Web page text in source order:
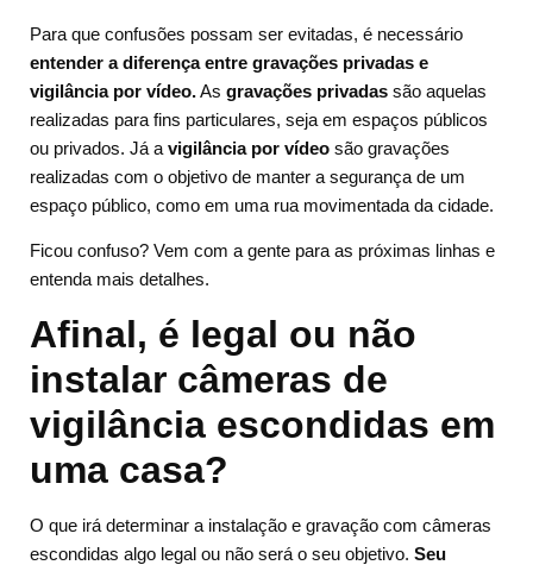
Para que confusões possam ser evitadas, é necessário
entender a diferença entre gravações privadas e
vigilância por vídeo.As gravações privadas são aquelas
realizadas para fins particulares, seja em espaços públicos
ou privados. Já a vigilância por vídeo são gravações
realizadas com o objetivo de manter a segurança de um
espaço público, como em uma rua movimentada da cidade.
Ficou confuso? Vem com a gente para as próximas linhas e
entenda mais detalhes.
Afinal, é legal ou não
instalar câmeras de
vigilância escondidas em
uma casa?
O que irá determinar a instalação e gravação com câmeras
escondidas algo legal ou não será o seu objetivo. Seu